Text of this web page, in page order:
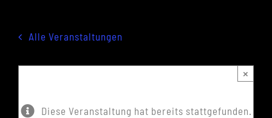
Alle Veranstaltungen
Diese Veranstaltung hat bereits stattgefunden.
×